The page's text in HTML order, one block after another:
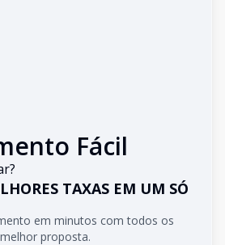
Fácil
TAXAS EM UM SÓ
em minutos com todos os
proposta.